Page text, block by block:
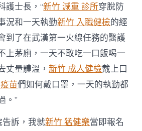
護士長，“新竹 減重 診所穿脫防
況和一天執勤新竹 入職健檢的經
到了在武漢第一火線任務的醫護
上茅廁，一天不敢吃一口飯喝一
丈量體溫，新竹 成人健檢戴上口
苗們如何戴口罩，一天的執勤都
。”
告訴，我就新竹 猛健樂當即報名